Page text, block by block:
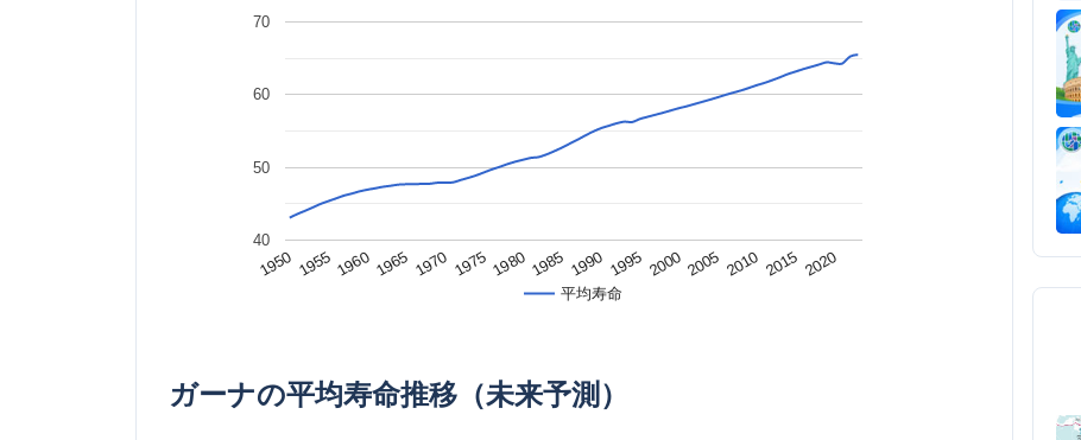
平均寿命
1950 1955 1960 1965 1970 1975 1980 1985 1990 1995 2000 2005 2010 2015 2020
40
50
60
70
ガーナの平均寿命推移（未来予測）